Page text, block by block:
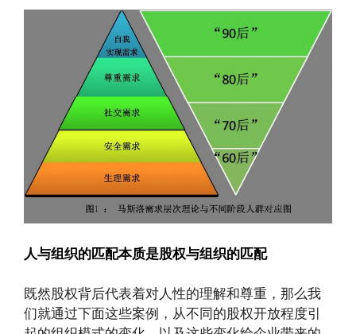
人与组织的匹配本质是股权与组织的匹配
既然股权背后代表着对人性的理解和尊重，那么我
们就通过下面这些案例，从不同的股权开放程度引